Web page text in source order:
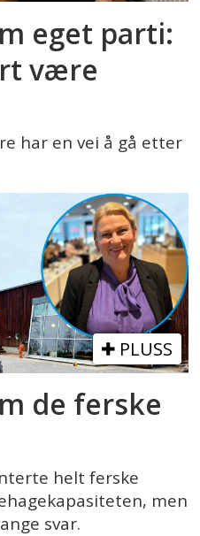
eget parti:
være
har en vei å gå etter
PLUSS
de ferske
helt ferske
men
svar.